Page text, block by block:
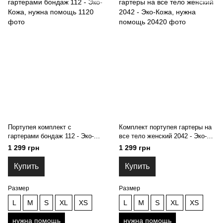
Портупея комплект с
гартерами бондаж 112 - Эко-
Кожа, нужна помощь
1 299 грн
Купить
Размер
L M S XL XS
нужна помощь
Комплект портупея гартеры на
все тело женский 2042 - Эко-
Кожа, нужна помощь
1 299 грн
Купить
Размер
L M S XL XS
нужна помощь